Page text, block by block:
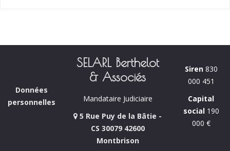
Données
personnelles
SELARL Berthelot
& Associés
Mandataire Judiciaire
5 Rue Puy de la Bâtie -
CS 30079 42600
Montbrison
Siren830
000 451
Capital
social190
000 €